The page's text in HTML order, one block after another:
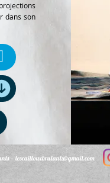
dans son
- lescaillouxbrulants@gmail.com